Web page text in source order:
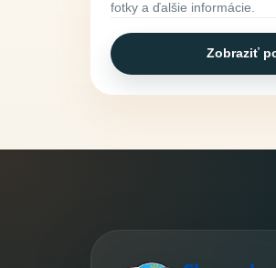
fotky a ďalšie informácie.
Zobraziť